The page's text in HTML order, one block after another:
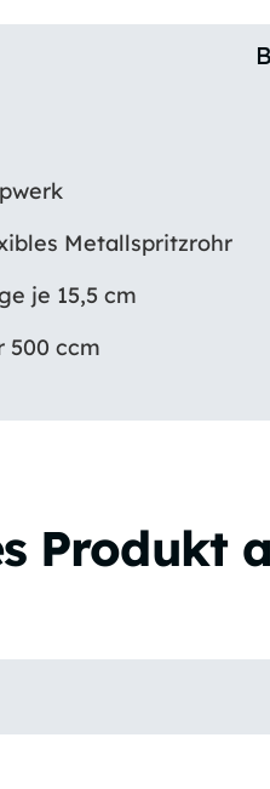
Metallspritzrohr
je 15,5 cm
500 ccm
Produkt